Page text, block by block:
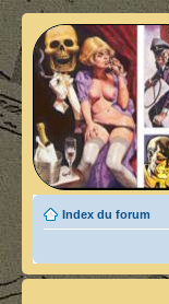
Index du forum